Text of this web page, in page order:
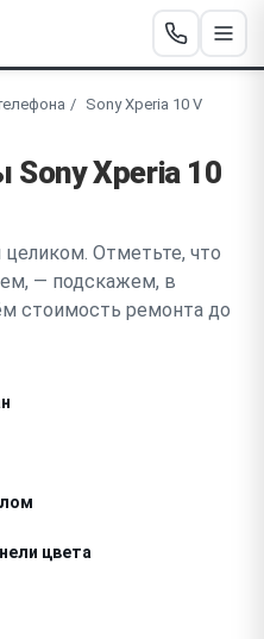
Sony Xperia 10 V
Xperia 10
Отметьте, что
— подскажем, в
стоимость ремонта до
цвета